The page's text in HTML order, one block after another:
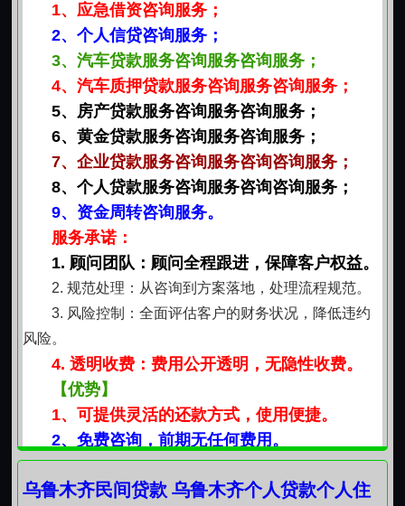
营维护、技术改进及团队建设等常规发展需求。
个人信用，始终是基础支点
所有产品均以借款人真实身份、稳定收入和合理负
债水平为前提。不脱离实际收入空谈额度，不忽视已有
债务统筹规划还款能力。每一笔资金安排都建立在可验
证的收支基础上，确保使用方向与偿还能力相匹配，保
障长期财务健康。
乌鲁木齐地域经济活跃，行业分布广泛，资金需求
呈现多样化、阶段性特点。我们坚持从本地实际出发，
尊重不同经营规模、不同收入结构、不同资产形态的客
观差异，以审慎态度理解每一份申请背后的现实动因。
贷款不是孤立的金融行为，而是嵌入日常经营与生活节
奏中的支持环节。材料准备讲求必要性，流程设计强调
连贯性，额度设定注重匹配度，全程关注借款人可持续
偿债能力。这种立足本地、贴近实际的服务逻辑，让资
金支持真正成为助力发展的稳定力量。
1、应急借资咨询服务；
2、个人信贷咨询服务；
3、汽车贷款服务咨询服务咨询服务；
4、汽车质押贷款服务咨询服务咨询服务；
5、房产贷款服务咨询服务咨询服务；
6、黄金贷款服务咨询服务咨询服务；
7、企业贷款服务咨询服务咨询咨询服务；
8、个人贷款服务咨询服务咨询咨询服务；
9、资金周转咨询服务。
服务承诺：
1. 顾问团队：顾问全程跟进，保障客户权益。
2. 规范处理：从咨询到方案落地，处理流程规范。
3. 风险控制：全面评估客户的财务状况，降低违约
风险。
4. 透明收费：费用公开透明，无隐性收费。
【优势】
1、可提供灵活的还款方式，使用便捷。
2、免费咨询，前期无任何费用。
3、免费提供适合您的方案，在线服务。
一次合作，真诚服务！一年365天，在线为您提供咨
乌鲁木齐民间贷款 乌鲁木齐个人贷款个人住